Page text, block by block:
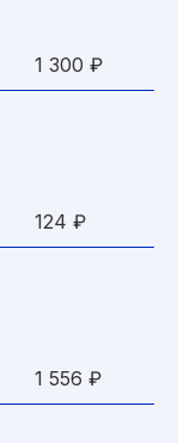
1 300 ₽
124 ₽
1 556 ₽